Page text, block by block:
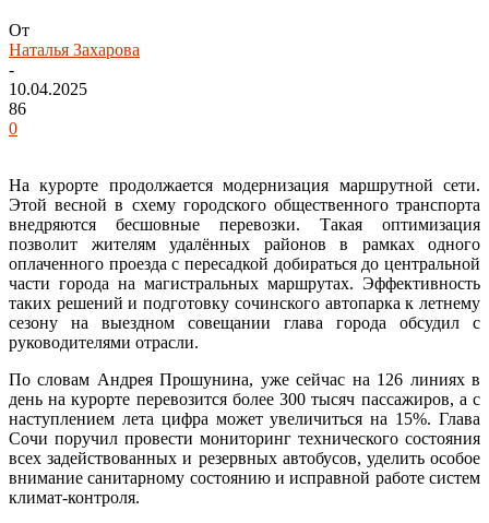
От
Наталья Захарова
-
10.04.2025
86
0
На курорте продолжается модернизация маршрутной сети.
Этой весной в схему городского общественного транспорта
внедряются бесшовные перевозки. Такая оптимизация
позволит жителям удалённых районов в рамках одного
оплаченного проезда с пересадкой добираться до центральной
части города на магистральных маршрутах. Эффективность
таких решений и подготовку сочинского автопарка к летнему
сезону на выездном совещании глава города обсудил с
руководителями отрасли.
По словам Андрея Прошунина, уже сейчас на 126 линиях в
день на курорте перевозится более 300 тысяч пассажиров, а с
наступлением лета цифра может увеличиться на 15%. Глава
Сочи поручил провести мониторинг технического состояния
всех задействованных и резервных автобусов, уделить особое
внимание санитарному состоянию и исправной работе систем
климат-контроля.